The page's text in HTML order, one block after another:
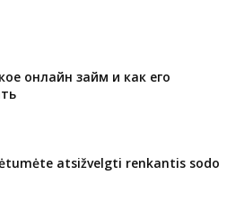
онлайн займ и как его
atsižvelgti renkantis sodo